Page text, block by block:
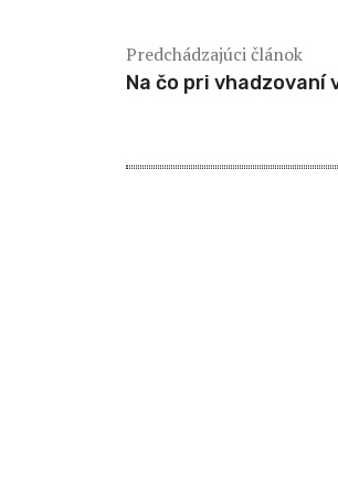
Predchádzajúci článok
Na čo pri